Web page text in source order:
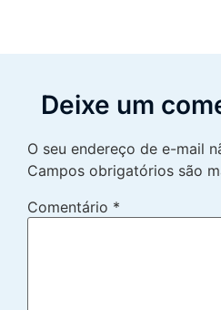
Deixe um
O seu endereço de e-mail
Campos obrigatórios são
Comentário *